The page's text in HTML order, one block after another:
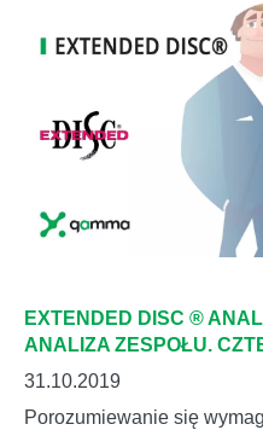
EXTENDED DISC ®
ANALIZA ZESPOŁU.
31.10.2019
Porozumiewanie się